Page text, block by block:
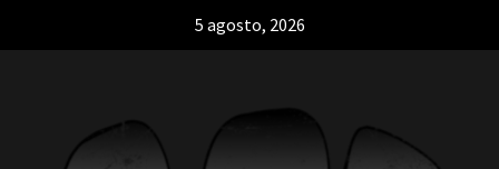
5 agosto, 2026